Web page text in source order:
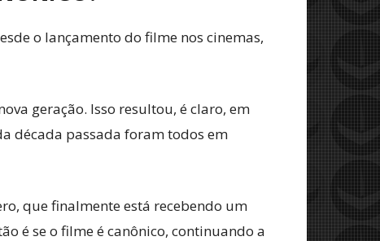
o lançamento do filme nos cinemas,
geração. Isso resultou, é claro, em
década passada foram todos em
que finalmente está recebendo um
é se o filme é canônico, continuando a